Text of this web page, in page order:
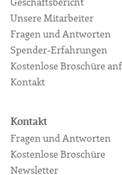
Geschäftsbericht
Unsere Mitarbeiter
Fragen und Antworten
Spender-Erfahrungen
Kostenlose Broschüre
Kontakt
Kontakt
Fragen und Antworten
Kostenlose Broschüre
Newsletter